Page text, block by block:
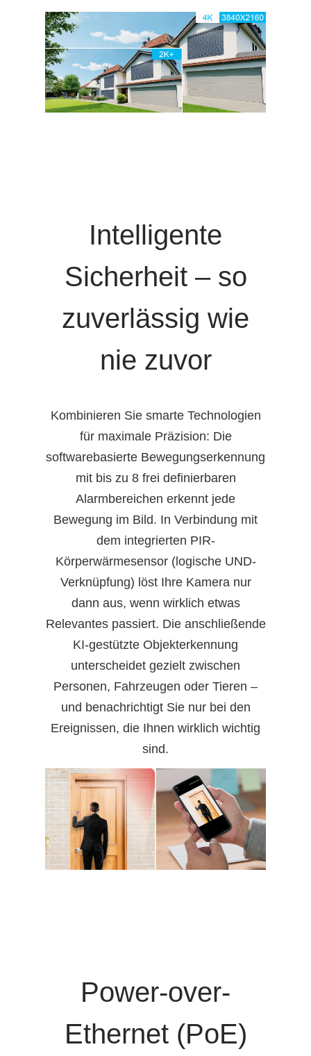
Intelligente
Sicherheit – so
zuverlässig wie
nie zuvor
Kombinieren Sie smarte Technologien
für maximale Präzision: Die
softwarebasierte Bewegungserkennung
mit bis zu 8 frei definierbaren
Alarmbereichen erkennt jede
Bewegung im Bild. In Verbindung mit
dem integrierten PIR-
Körperwärmesensor (logische UND-
Verknüpfung) löst Ihre Kamera nur
dann aus, wenn wirklich etwas
Relevantes passiert. Die anschließende
KI-gestützte Objekterkennung
unterscheidet gezielt zwischen
Personen, Fahrzeugen oder Tieren –
und benachrichtigt Sie nur bei den
Ereignissen, die Ihnen wirklich wichtig
sind.
Power-over-
Ethernet (PoE)